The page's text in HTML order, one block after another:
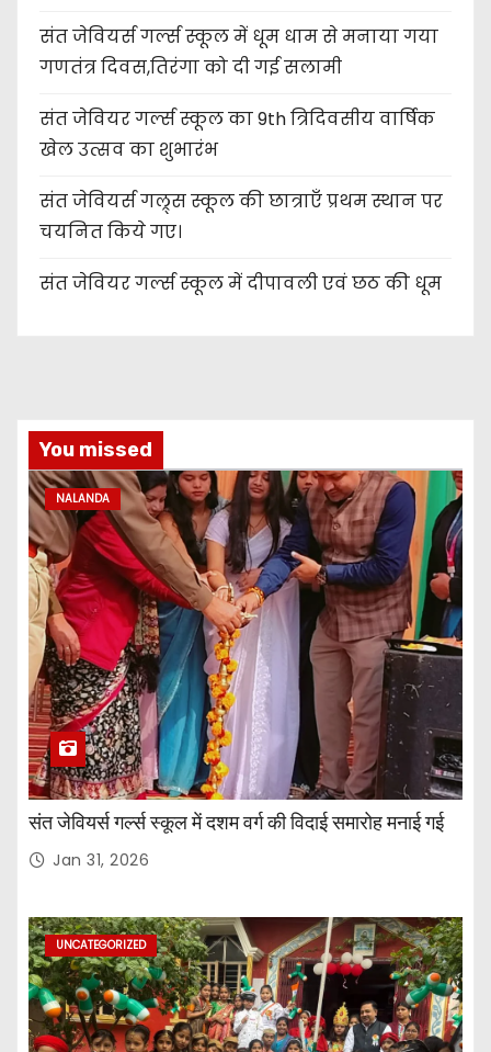
संत जेवियर्स गर्ल्स स्कूल में धूम धाम से मनाया गया
गणतंत्र दिवस,तिरंगा को दी गई सलामी
संत जेवियर गर्ल्स स्कूल का 9th त्रिदिवसीय वार्षिक
खेल उत्सव का शुभारंभ
संत जेवियर्स गल्र्स स्कूल की छात्र‌ाएँ प्रथम स्थान पर
चयनित किये गए।
संत जेवियर गर्ल्स स्कूल में दीपावली एवं छठ की धूम
You missed
NALANDA
संत जेवियर्स गर्ल्स स्कूल में दशम वर्ग की विदाई समारोह मनाई गई
Jan 31, 2026
UNCATEGORIZED